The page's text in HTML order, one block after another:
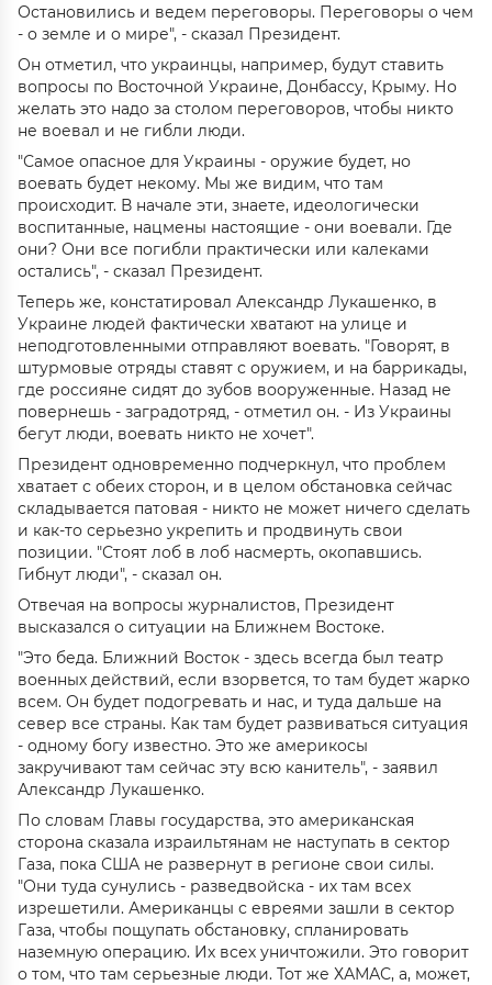
Остановились и ведем переговоры. Переговоры о чем
- о земле и о мире", - сказал Президент.
Он отметил, что украинцы, например, будут ставить
вопросы по Восточной Украине, Донбассу, Крыму. Но
желать это надо за столом переговоров, чтобы никто
не воевал и не гибли люди.
"Самое опасное для Украины - оружие будет, но
воевать будет некому. Мы же видим, что там
происходит. В начале эти, знаете, идеологически
воспитанные, нацмены настоящие - они воевали. Где
они? Они все погибли практически или калеками
остались", - сказал Президент.
Теперь же, констатировал Александр Лукашенко, в
Украине людей фактически хватают на улице и
неподготовленными отправляют воевать. "Говорят, в
штурмовые отряды ставят с оружием, и на баррикады,
где россияне сидят до зубов вооруженные. Назад не
повернешь - заградотряд, - отметил он. - Из Украины
бегут люди, воевать никто не хочет".
Президент одновременно подчеркнул, что проблем
хватает с обеих сторон, и в целом обстановка сейчас
складывается патовая - никто не может ничего сделать
и как-то серьезно укрепить и продвинуть свои
позиции. "Стоят лоб в лоб насмерть, окопавшись.
Гибнут люди", - сказал он.
Отвечая на вопросы журналистов, Президент
высказался о ситуации на Ближнем Востоке.
"Это беда. Ближний Восток - здесь всегда был театр
военных действий, если взорвется, то там будет жарко
всем. Он будет подогревать и нас, и туда дальше на
север все страны. Как там будет развиваться ситуация
- одному богу известно. Это же америкосы
закручивают там сейчас эту всю канитель", - заявил
Александр Лукашенко.
По словам Главы государства, это американская
сторона сказала израильтянам не наступать в сектор
Газа, пока США не развернут в регионе свои силы.
"Они туда сунулись - разведвойска - их там всех
изрешетили. Американцы с евреями зашли в сектор
Газа, чтобы пощупать обстановку, спланировать
наземную операцию. Их всех уничтожили. Это говорит
о том, что там серьезные люди. Тот же ХАМАС, а, может,